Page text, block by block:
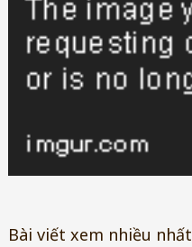
Bài viết xem nhiều nhất